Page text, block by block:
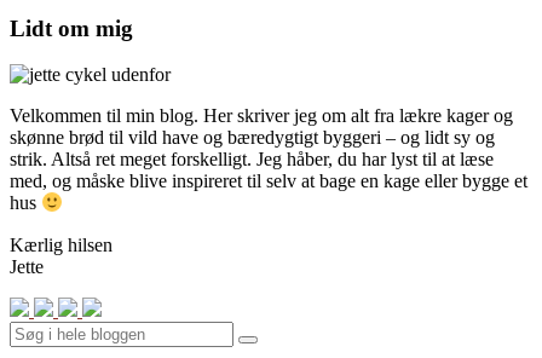
Lidt om mig
Velkommen til min blog. Her skriver jeg om alt fra lækre kager og
skønne brød til vild have og bæredygtigt byggeri – og lidt sy og
strik. Altså ret meget forskelligt. Jeg håber, du har lyst til at læse
med, og måske blive inspireret til selv at bage en kage eller bygge et
hus
Kærlig hilsen
Jette
Search